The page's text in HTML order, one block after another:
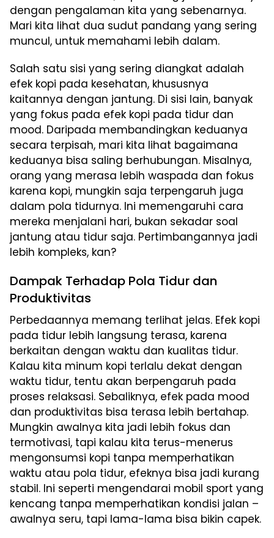
dengan pengalaman kita yang sebenarnya.
Mari kita lihat dua sudut pandang yang sering
muncul, untuk memahami lebih dalam.
Salah satu sisi yang sering diangkat adalah
efek kopi pada kesehatan, khususnya
kaitannya dengan jantung. Di sisi lain, banyak
yang fokus pada efek kopi pada tidur dan
mood. Daripada membandingkan keduanya
secara terpisah, mari kita lihat bagaimana
keduanya bisa saling berhubungan. Misalnya,
orang yang merasa lebih waspada dan fokus
karena kopi, mungkin saja terpengaruh juga
dalam pola tidurnya. Ini memengaruhi cara
mereka menjalani hari, bukan sekadar soal
jantung atau tidur saja. Pertimbangannya jadi
lebih kompleks, kan?
Dampak Terhadap Pola Tidur dan
Produktivitas
Perbedaannya memang terlihat jelas. Efek kopi
pada tidur lebih langsung terasa, karena
berkaitan dengan waktu dan kualitas tidur.
Kalau kita minum kopi terlalu dekat dengan
waktu tidur, tentu akan berpengaruh pada
proses relaksasi. Sebaliknya, efek pada mood
dan produktivitas bisa terasa lebih bertahap.
Mungkin awalnya kita jadi lebih fokus dan
termotivasi, tapi kalau kita terus-menerus
mengonsumsi kopi tanpa memperhatikan
waktu atau pola tidur, efeknya bisa jadi kurang
stabil. Ini seperti mengendarai mobil sport yang
kencang tanpa memperhatikan kondisi jalan –
awalnya seru, tapi lama-lama bisa bikin capek.